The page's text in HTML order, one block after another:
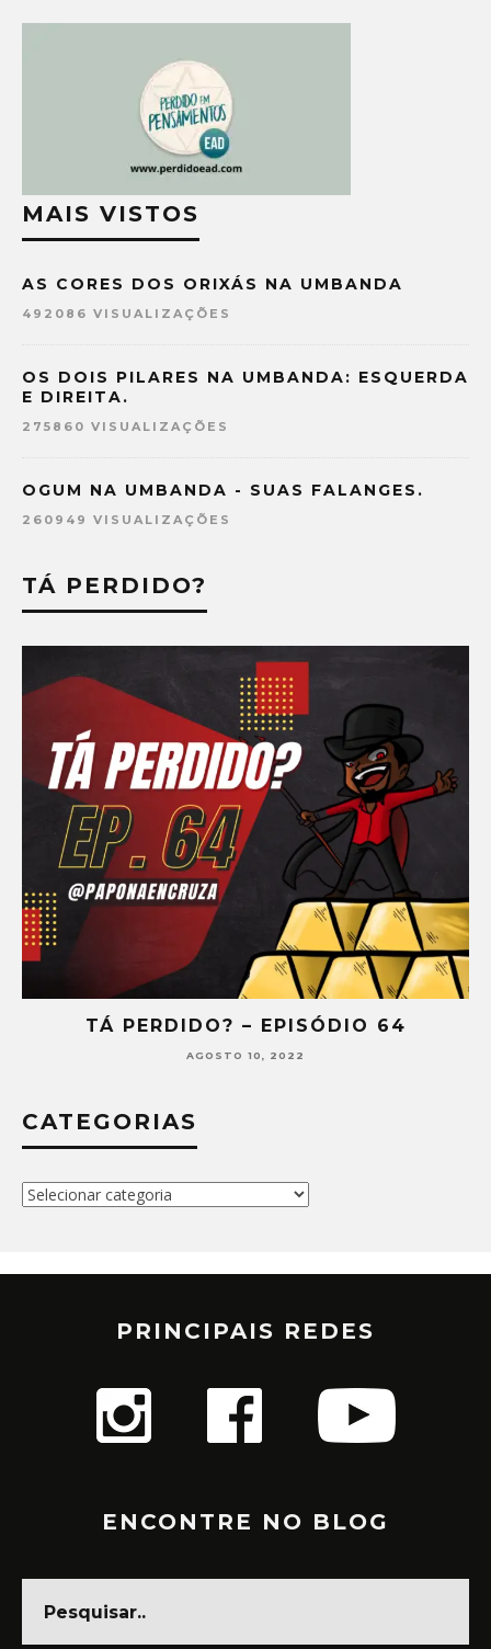
MAIS VISTOS
AS CORES DOS ORIXÁS NA UMBANDA
492086 VISUALIZAÇÕES
OS DOIS PILARES NA UMBANDA: ESQUERDA
E DIREITA.
275860 VISUALIZAÇÕES
OGUM NA UMBANDA - SUAS FALANGES.
260949 VISUALIZAÇÕES
TÁ PERDIDO?
TÁ PERDIDO? – EPISÓDIO 64
AGOSTO 10, 2022
CATEGORIAS
Categorias
PRINCIPAIS REDES
ENCONTRE NO BLOG